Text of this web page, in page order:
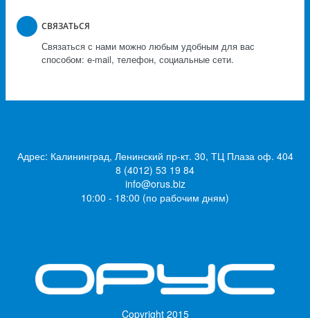
СВЯЗАТЬСЯ
Связаться с нами можно любым удобным для вас
способом: e-mail, телефон, социальные сети.
Адрес: Калининград, Ленинский пр-кт. 30, ТЦ Плаза оф. 404
8 (4012) 53 19 84
info@orus.biz
10:00 - 18:00 (по рабочим дням)
Copyright 2015